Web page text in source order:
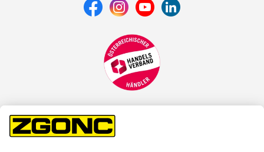
Tagen vor Beginn dieser Aktion verlangte Preis
unter den UVP Preisen auf dieser Website sind die